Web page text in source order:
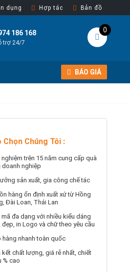
dụng Hợp tác Bản đồ
0
186 168
trợ 24/7
BÁO GIÁ
Chọn Chúng Tôi :
nghiệm trên 15 năm cung cấp quà
doanh nghiệp
sản xuất, gia công chế tác
hàng ổn định xuất xứ từ Hồng
Đài Loan, Thái Lan
mã đa dạng với nhiều kiểu dáng
đẹp, in Logo và chữ theo yêu cầu
hàng nhanh toàn quốc
kết chất lượng, giá rẻ nhất, chiết
% cao